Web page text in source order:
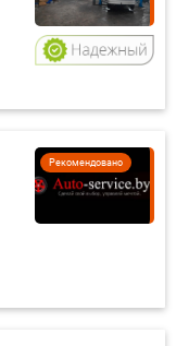
Рекомендовано